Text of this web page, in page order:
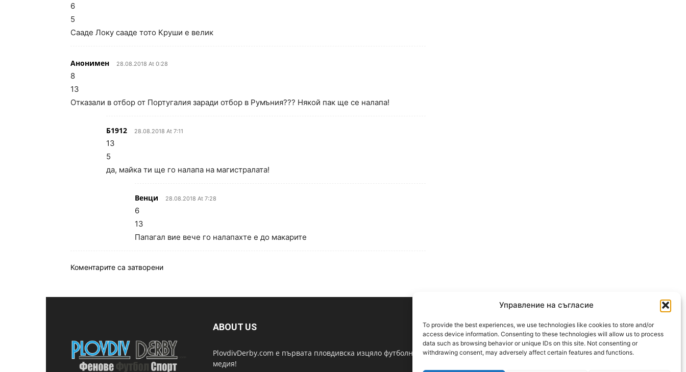
Управление на съгласие
To provide the best experiences, we use technologies like cookies to store and/or
access device information. Consenting to these technologies will allow us to process
data such as browsing behavior or unique IDs on this site. Not consenting or
withdrawing consent, may adversely affect certain features and functions.
6
5
Сааде Локу сааде тото Круши е велик
Анонимен 28.08.2018 At 0:28
8
13
Отказали в отбор от Португалия заради отбор в Румъния??? Някой пак ще се налапа!
Б1912 28.08.2018 At 7:11
13
5
да, майка ти ще го налапа на магистралата!
Венци 28.08.2018 At 7:28
6
13
Папагал вие вече го налапахте е до макарите
Коментарите са затворени
ABOUT US
PlovdivDerby.com е първата пловдивска изцяло футболна
медия!
FOLLOW US